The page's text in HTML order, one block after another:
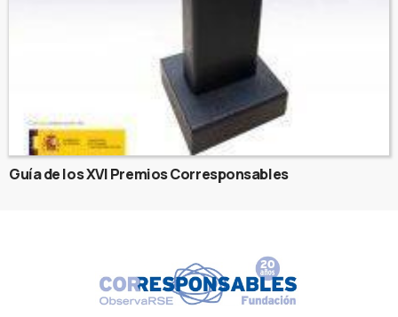
Guía de los XVI Premios Corresponsables